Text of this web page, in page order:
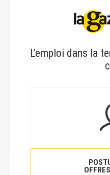
L’emploi dans la